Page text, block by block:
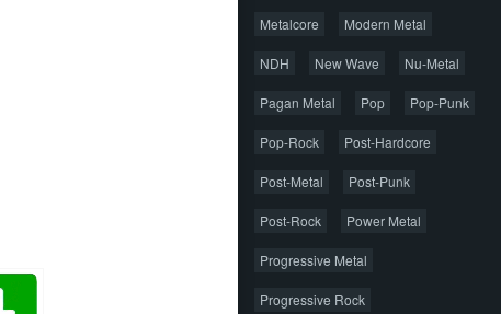
Metalcore Modern Metal
NDH New Wave Nu-Metal
Pagan Metal Pop Pop-Punk
Pop-Rock Post-Hardcore
Post-Metal Post-Punk
Post-Rock Power Metal
Progressive Metal
Progressive Rock